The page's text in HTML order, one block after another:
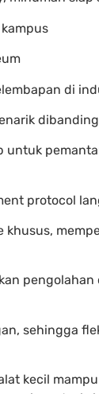
di
untuk
protocol
sehingga
kecil